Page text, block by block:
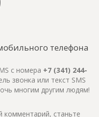
телефона
с номера +7 (341) 244-
звонка или текст SMS
многим другим людям!
комментарий, станьте